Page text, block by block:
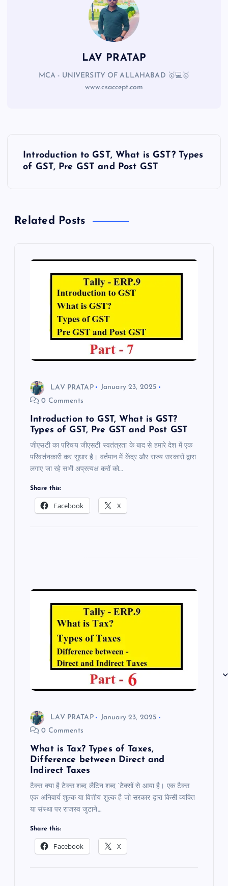
LAV PRATAP
MCA - UNIVERSITY OF ALLAHABAD 🥇💻🥇
www.csaccept.com
Introduction to GST, What is GST? Types
of GST, Pre GST and Post GST
Related Posts
LAV PRATAP
January 23, 2025
0 Comments
Introduction to GST, What is GST?
Types of GST, Pre GST and Post GST
जीएसटी का परिचय जीएसटी स्वतंत्रता के बाद से हमारे देश में एक
परिवर्तनकारी कर सुधार है। वर्तमान में केंद्र और राज्य सरकारों द्वारा
लगाए जा रहे सभी अप्रत्यक्ष करों को…
Share this:
Facebook X
LAV PRATAP
January 23, 2025
0 Comments
What is Tax? Types of Taxes,
Difference between Direct and
Indirect Taxes
टैक्स क्या है टैक्स शब्द लैटिन शब्द ‘टैक्सों से आया है। एक टैक्स
एक अनिवार्य शुल्क या वित्तीय शुल्क है जो सरकार द्वारा किसी व्यक्ति
या संस्था पर राजस्व जुटाने…
Share this:
Facebook X